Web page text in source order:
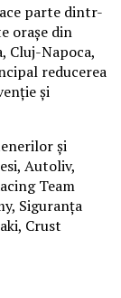
parte dintr-
orașe din
Cluj-Napoca,
reducerea
și
și
Autoliv,
Team
Siguranța
Crust